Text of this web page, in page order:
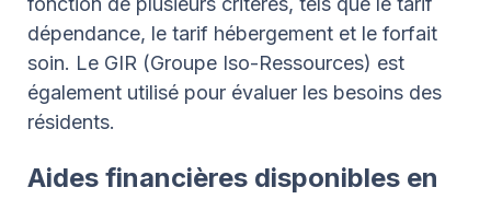
dépendance, le tarif hébergement et le forfait
soin. Le GIR (Groupe Iso-Ressources) est
également utilisé pour évaluer les besoins des
résidents.
Aides financières disponibles en